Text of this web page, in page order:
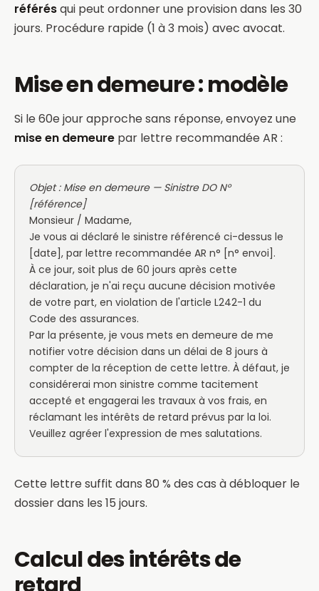
référésqui peut ordonner une provision dans les 30
jours. Procédure rapide (1 à 3 mois) avec avocat.
Mise en demeure : modèle
Si le 60e jour approche sans réponse, envoyez une
mise en demeure par lettre recommandée AR :
Objet : Mise en demeure — Sinistre DO N°
[référence]
Monsieur / Madame,
Je vous ai déclaré le sinistre référencé ci-dessus le
[date], par lettre recommandée AR n° [n° envoi].
À ce jour, soit plus de 60 jours après cette
déclaration, je n'ai reçu aucune décision motivée
de votre part, en violation de l'article L242-1 du
Code des assurances.
Par la présente, je vous mets en demeure de me
notifier votre décision dans un délai de 8 jours à
compter de la réception de cette lettre. À défaut, je
considérerai mon sinistre comme tacitement
accepté et engagerai les travaux à vos frais, en
réclamant les intérêts de retard prévus par la loi.
Veuillez agréer l'expression de mes salutations.
Cette lettre suffit dans 80 % des cas à débloquer le
dossier dans les 15 jours.
Calcul des intérêts de